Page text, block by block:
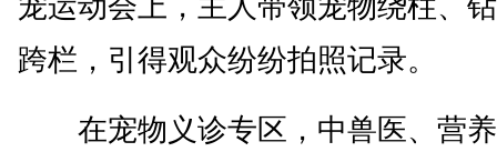
跨栏，引得观众纷纷拍照记录。
在宠物义诊专区，中兽医、营